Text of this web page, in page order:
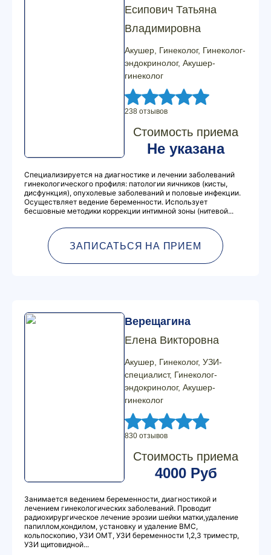
Есипович Татьяна
Владимировна
Акушер, Гинеколог, Гинеколог-
эндокринолог, Акушер-
гинеколог
238 отзывов
Стоимость приема
Не указана
Специализируется на диагностике и лечении заболеваний
гинекологического профиля: патологии яичников (кисты,
дисфункция), опухолевые заболеваний и половые инфекции.
Осуществляет ведение беременности. Использует
бесшовные методики коррекции интимной зоны (нитевой...
ЗАПИСАТЬСЯ НА ПРИЕМ
Верещагина
Елена Викторовна
Акушер, Гинеколог, УЗИ-
специалист, Гинеколог-
эндокринолог, Акушер-
гинеколог
830 отзывов
Стоимость приема
4000 Руб
Занимается ведением беременности, диагностикой и
лечением гинекологических заболеваний. Проводит
радиохирургическое лечение эрозии шейки матки,удаление
папиллом,кондилом, установку и удаление ВМС,
кольпоскопию, УЗИ ОМТ, УЗИ беременности 1,2,3 триместр,
УЗИ щитовидной...